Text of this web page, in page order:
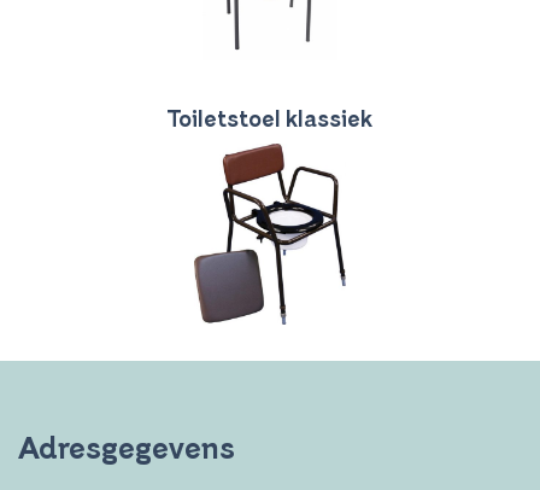
Toiletstoel klassiek
Adresgegevens